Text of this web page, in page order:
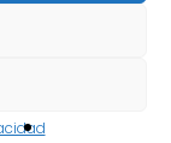
premio